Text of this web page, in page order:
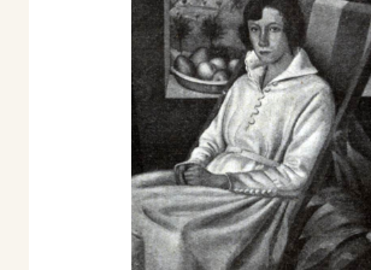
reagiva a se stesso. Nel timore di
soverchiare dal vero obbiettivo, nel
farsi schiavo dei modelli, egli
portato naturalmente
anni Alberto Salietti lavora a
esser libero con se stesso. Cerca
crede di averlo trovato. Nella sua
si adatta ai ritmi di una